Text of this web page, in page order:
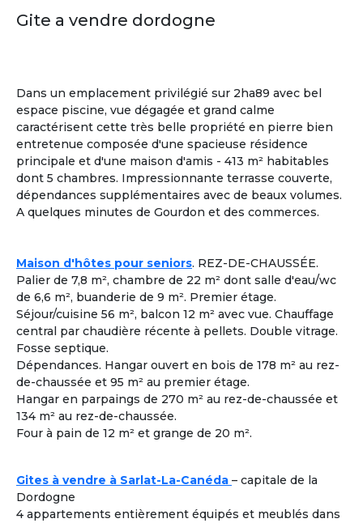
Gite a vendre dordogne
Dans un emplacement privilégié sur 2ha89 avec bel
espace piscine, vue dégagée et grand calme
caractérisent cette très belle propriété en pierre bien
entretenue composée d'une spacieuse résidence
principale et d'une maison d'amis - 413 m² habitables
dont 5 chambres. Impressionnante terrasse couverte,
dépendances supplémentaires avec de beaux volumes.
A quelques minutes de Gourdon et des commerces.
Maison d'hôtes pour seniors. REZ-DE-CHAUSSÉE.
Palier de 7,8 m², chambre de 22 m² dont salle d'eau/wc
de 6,6 m², buanderie de 9 m². Premier étage.
Séjour/cuisine 56 m², balcon 12 m² avec vue. Chauffage
central par chaudière récente à pellets. Double vitrage.
Fosse septique.
Dépendances. Hangar ouvert en bois de 178 m² au rez-
de-chaussée et 95 m² au premier étage.
Hangar en parpaings de 270 m² au rez-de-chaussée et
134 m² au rez-de-chaussée.
Four à pain de 12 m² et grange de 20 m².
Gites à vendre à Sarlat-La-Canéda – capitale de la
Dordogne
4 appartements entièrement équipés et meublés dans
Sylvia
Femme- 60ans
Toulon ± 30kms - France
Colouer Intégrer Habitat Partagé
Comment rencontrer des co-acheteurs
compatibles ?
Cohabiting Seniors vous met en relation avec des
des différentes visites de logements adaptés à la
cohabitation.